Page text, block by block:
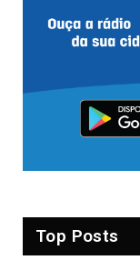
Top Posts